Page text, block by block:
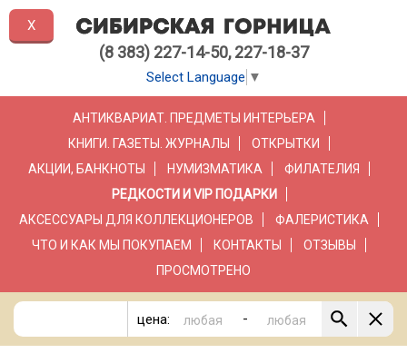
(8 383) 227-14-50, 227-18-37
Select Language ▼
АНТИКВАРИАТ. ПРЕДМЕТЫ ИНТЕРЬЕРА
КНИГИ. ГАЗЕТЫ. ЖУРНАЛЫ
ОТКРЫТКИ
АКЦИИ, БАНКНОТЫ
НУМИЗМАТИКА
ФИЛАТЕЛИЯ
РЕДКОСТИ И VIP ПОДАРКИ
АКСЕССУАРЫ ДЛЯ КОЛЛЕКЦИОНЕРОВ
ФАЛЕРИСТИКА
ЧТО И КАК МЫ ПОКУПАЕМ
КОНТАКТЫ
ОТЗЫВЫ
ПРОСМОТРЕНО
цена: -
X